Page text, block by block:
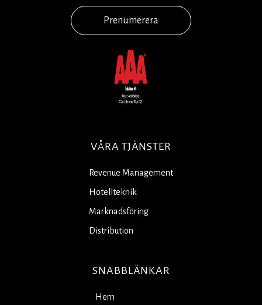
Prenumerera
VÅRA TJÄNSTER
Revenue Management
Hotellteknik
Marknadsföring
Distribution
SNABBLÄNKAR
Hem